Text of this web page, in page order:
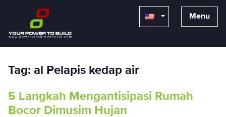
Menu
Tag: al Pelapis kedap air
5 Langkah Mengantisipasi Rumah
Bocor Dimusim Hujan